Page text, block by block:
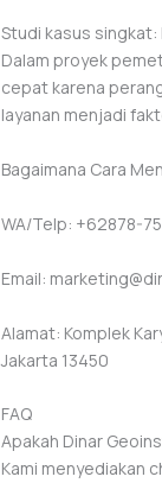
Studi kasus singkat:
Dalam proyek
cepat karena
layanan menjadi
Bagaimana Cara
WA/Telp: +62878-
Email:
Alamat: Komplek
Jakarta 13450
FAQ
Apakah Dinar
Kami menyediakan